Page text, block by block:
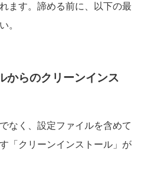
ます。諦める前に、以下の最
。
からのクリーンインス
なく、設定ファイルを含めて
「クリーンインストール」が